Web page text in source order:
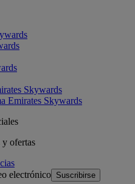
Skywards
Emirates Skywards
y ofertas
electrónico
Suscribirse